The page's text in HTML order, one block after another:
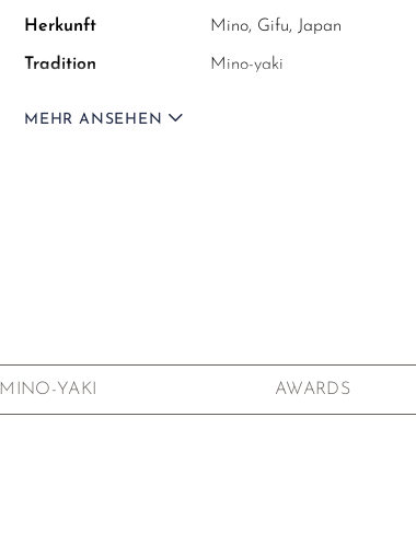
Herkunft Mino, Gifu, Japan
Tradition Mino-yaki
MEHR ANSEHEN
MINO-YAKI AWARDS